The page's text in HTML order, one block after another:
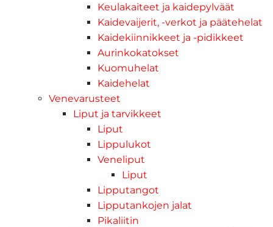
Keulakaiteet ja kaidepylväät
Kaidevaijerit, -verkot ja päätehelat
Kaidekiinnikkeet ja -pidikkeet
Aurinkokatokset
Kuomuhelat
Kaidehelat
Venevarusteet
Liput ja tarvikkeet
Liput
Lippulukot
Veneliput
Liput
Lipputangot
Lipputankojen jalat
Pikaliitin